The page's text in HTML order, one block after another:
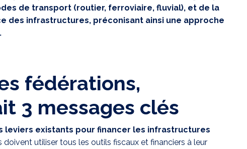
de transport (routier, ferroviaire, fluvial), et de la
des infrastructures, préconisant ainsi une approche
fédérations,
3 messages clés
leviers existants pour financer les infrastructures
doivent utiliser tous les outils fiscaux et financiers à leur